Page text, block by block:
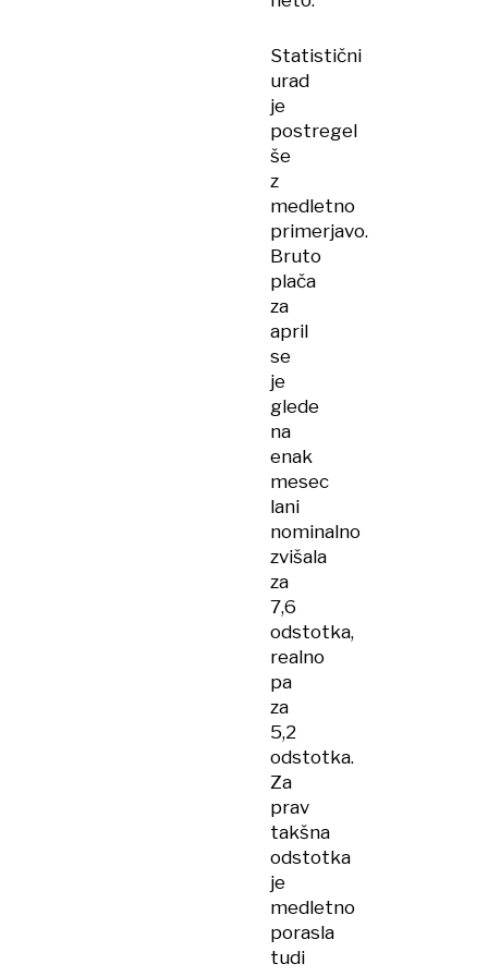
Statistični
urad
je
postregel
še
z
medletno
primerjavo.
Bruto
plača
za
april
se
je
glede
na
enak
mesec
lani
nominalno
zvišala
za
7,6
odstotka,
realno
pa
za
5,2
odstotka.
Za
prav
takšna
odstotka
je
medletno
porasla
tudi